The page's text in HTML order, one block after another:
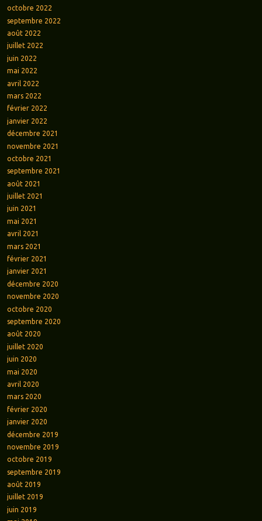
octobre 2022
septembre 2022
août 2022
juillet 2022
juin 2022
mai 2022
avril 2022
mars 2022
février 2022
janvier 2022
décembre 2021
novembre 2021
octobre 2021
septembre 2021
août 2021
juillet 2021
juin 2021
mai 2021
avril 2021
mars 2021
février 2021
janvier 2021
décembre 2020
novembre 2020
octobre 2020
septembre 2020
août 2020
juillet 2020
juin 2020
mai 2020
avril 2020
mars 2020
février 2020
janvier 2020
décembre 2019
novembre 2019
octobre 2019
septembre 2019
août 2019
juillet 2019
juin 2019